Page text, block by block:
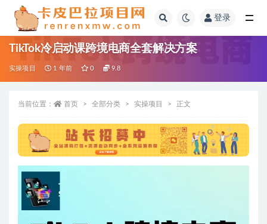
登录
TikTok冷启动课跨境电商全套解决方案
实操项目 1 年前 0 9.8
当前位置： 首页 全部分类 实操项目 正文
全部